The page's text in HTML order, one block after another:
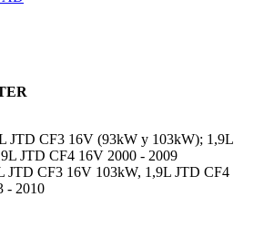
JTD CF3 16V (93kW y 103kW); 1,9L
JTD CF4 16V 2000 - 2009
JTD CF3 16V 103kW, 1,9L JTD CF4
- 2010